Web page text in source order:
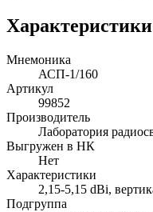
Мнемоника
АСП-1/160
Артикул
99852
Производитель
Лаборатория
Выгружен в НК
Нет
Характеристики
2,15-5,15 dBi,
Подгруппа